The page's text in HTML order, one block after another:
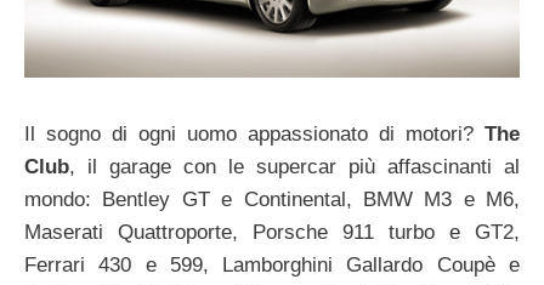
Il sogno di ogni uomo appassionato di motori? The
Club, il garage con le supercar più affascinanti al
mondo: Bentley GT e Continental, BMW M3 e M6,
Maserati Quattroporte, Porsche 911 turbo e GT2,
Ferrari 430 e 599, Lamborghini Gallardo Coupè e